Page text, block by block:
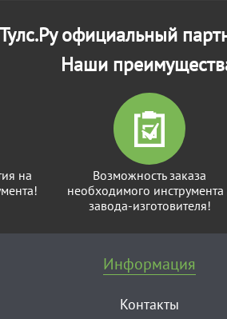
официальный
Наши
на
Возможность заказа
необходимого инструмента
завода-изготовителя!
Информация
Контакты